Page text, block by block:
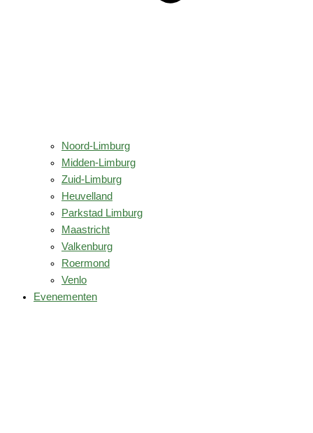
Noord-Limburg
Midden-Limburg
Zuid-Limburg
Heuvelland
Parkstad Limburg
Maastricht
Valkenburg
Roermond
Venlo
Evenementen